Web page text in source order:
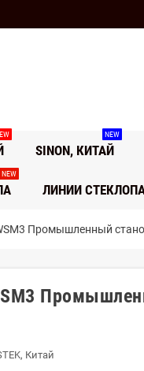
SINON, КИТАЙ
NEW
NEW
ЛИНИИ
Промышленный
Китай